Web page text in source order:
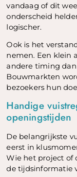
vandaag of dit
onderscheid
logischer.
Ook is het
nemen. Een klein
andere timing
Bouwmarkten
bezoekers hun
Handige
openingstijden
De belangrijkste
eerst in
Wie het project of
de tijdsinformatie